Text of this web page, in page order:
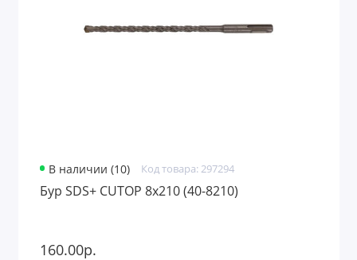
В наличии (10) Код товара: 297294
Бур SDS+ CUTOP 8х210 (40-8210)
160.00р.